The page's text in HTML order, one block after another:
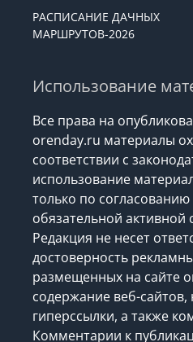
РАСПИСАНИЕ ДАЧНЫХ
МАРШРУТОВ-2026
Использование
Все права на
orenday.ru материалы
соответствии с
использование
только по согласованию
обязательной активной
Редакция не несет
достоверность
размещенных на сайте
содержание веб-
гиперссылки, а также
Комментарии к